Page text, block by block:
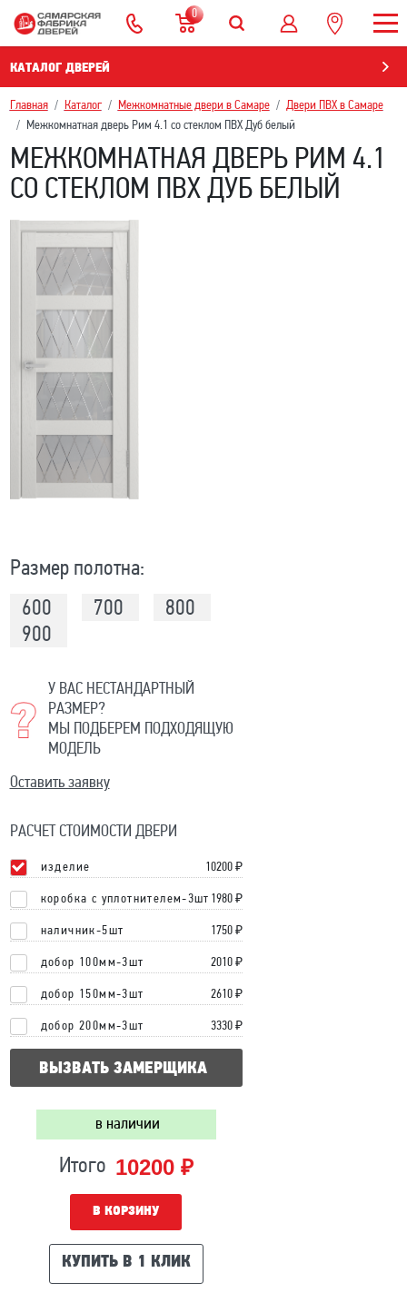
0
КАТАЛОГ ДВЕРЕЙ
Главная Каталог Межкомнатные двери в Самаре
Двери ПВХ в Самаре
Межкомнатная дверь Рим 4.1 со стеклом ПВХ Дуб белый
МЕЖКОМНАТНАЯ ДВЕРЬ РИМ 4.1
СО СТЕКЛОМ ПВХ ДУБ БЕЛЫЙ
Размер полотна:
600
700
800
900
У ВАС НЕСТАНДАРТНЫЙ
РАЗМЕР?
МЫ ПОДБЕРЕМ ПОДХОДЯЩУЮ
МОДЕЛЬ
Оставить заявку
РАСЧЕТ СТОИМОСТИ ДВЕРИ
изделие 10200₽
коробка с уплотнителем-3шт 1980 ₽
наличник-5шт 1750 ₽
добор 100мм-3шт 2010 ₽
добор 150мм-3шт 2610 ₽
добор 200мм-3шт 3330 ₽
ВЫЗВАТЬ ЗАМЕРЩИКА
в наличии
Итого 10200 ₽
В КОРЗИНУ
КУПИТЬ В 1 КЛИК